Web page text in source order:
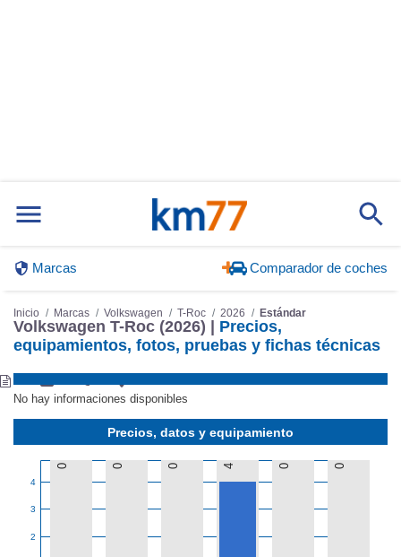
Marcas Comparador de coches
Inicio Marcas Volkswagen T-Roc 2026 Estándar
Volkswagen T-Roc (2026) | Precios,
equipamientos, fotos, pruebas y fichas técnicas
Precios, datos y equipamiento
2
3
4
0 0 0 4 0 0
No hay informaciones disponibles